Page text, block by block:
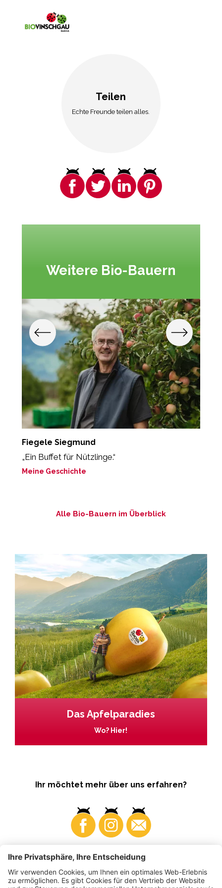
Teilen
Echte Freunde teilen alles.
Weitere Bio-Bauern
Fiegele Siegmund
„Ein Buffet für Nützlinge.“
Meine Geschichte
Alle Bio-Bauern im Überblick
Das Apfelparadies
Wo? Hier!
Ihr möchtet mehr über uns erfahren?
Business Produzenten